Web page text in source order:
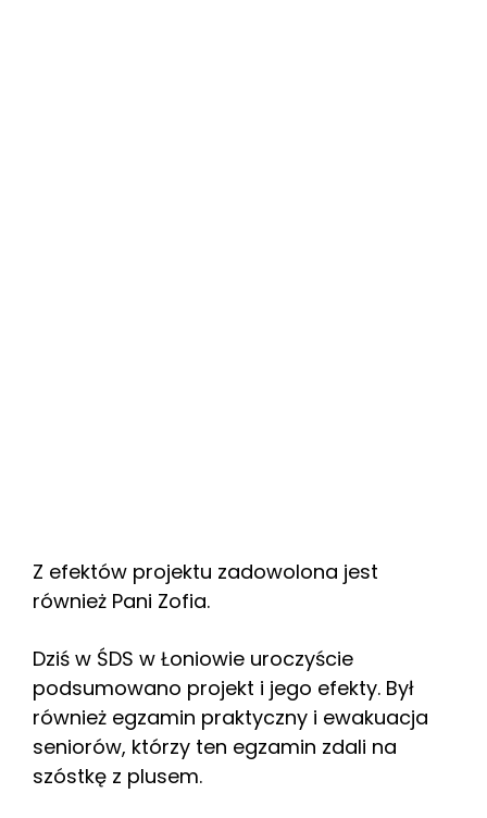
Z efektów projektu zadowolona jest
również Pani Zofia.
Dziś w ŚDS w Łoniowie uroczyście
podsumowano projekt i jego efekty. Był
również egzamin praktyczny i ewakuacja
seniorów, którzy ten egzamin zdali na
szóstkę z plusem.